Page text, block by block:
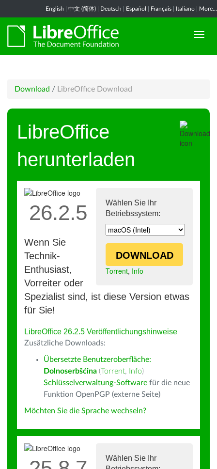
English 中文 (简体) Deutsch Español Français Italiano More...
Download / LibreOffice Download
LibreOffice
herunterladen
Wählen Sie Ihr
Betriebssystem:
DOWNLOAD
Torrent, Info
26.2.5
Wenn Sie
Technik-
Enthusiast,
Vorreiter oder
Spezialist sind, ist diese Version etwas
für Sie!
LibreOffice 26.2.5 Veröffentlichungshinweise
Zusätzliche Downloads:
Übersetzte Benutzeroberfläche:
Dolnoserbšćina (Torrent, Info)
Schlüsselverwaltung-Software für die neue
Funktion OpenPGP (externe Seite)
Möchten Sie die Sprache wechseln?
Wählen Sie Ihr